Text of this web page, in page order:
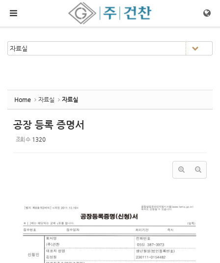
메뉴 건너뛰기
Home 자료실 자료실
공장 등록 증명서
조회 수 1320